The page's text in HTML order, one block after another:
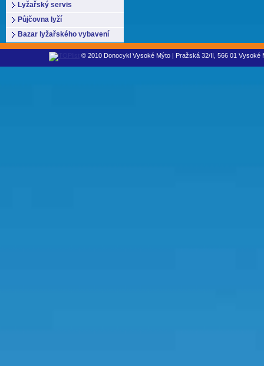
Lyžařský servis
Půjčovna lyží
Bazar lyžařského vybavení
© 2010 Donocykl Vysoké Mýto | Pražská 32/II, 566 01 Vysoké